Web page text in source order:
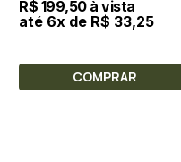
R$ 199,50 à vista
até 6x de R$ 33,25
COMPRAR